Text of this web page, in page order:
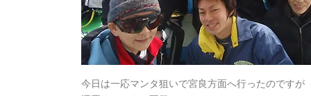
今日は一応マンタ狙いで宮良方面へ行ったのですが